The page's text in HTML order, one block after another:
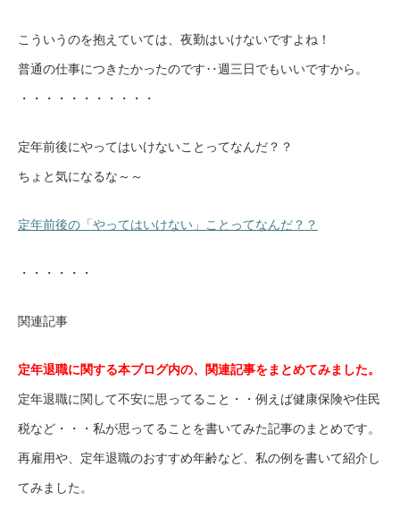
こういうのを抱えていては、夜勤はいけないですよね！
普通の仕事につきたかったのです‥週三日でもいいですから。
・・・・・・・・・・・
定年前後にやってはいけないことってなんだ？？
ちょと気になるな～～
定年前後の「やってはいけない」ことってなんだ？？
・・・・・・
関連記事
定年退職に関する本ブログ内の、関連記事をまとめてみました。
定年退職に関して不安に思ってること・・例えば健康保険や住民
税など・・・私が思ってることを書いてみた記事のまとめです。
再雇用や、定年退職のおすすめ年齢など、私の例を書いて紹介し
てみました。